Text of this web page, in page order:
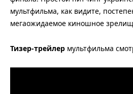
мультфильма, как видите,
мегаожидаемое киношное
Тизер-трейлер мультфильма